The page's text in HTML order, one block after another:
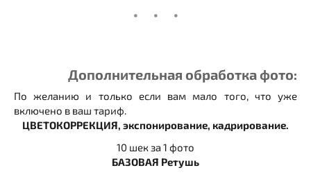
Дополнительная обработка фото:
По желанию и только если вам мало того, что уже
включено в ваш тариф.
ЦВЕТОКОРРЕКЦИЯ, экспонирование, кадрирование.
10 шек за 1 фото
БАЗОВАЯ Ретушь